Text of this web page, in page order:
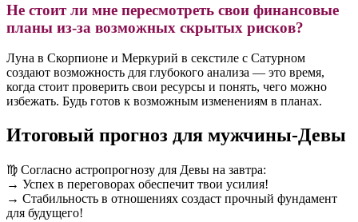
Не стоит ли мне пересмотреть свои финансовые
планы из-за возможных скрытых рисков?
Луна в Скорпионе и Меркурий в секстиле с Сатурном
создают возможность для глубокого анализа — это время,
когда стоит проверить свои ресурсы и понять, чего можно
избежать. Будь готов к возможным изменениям в планах.
Итоговый прогноз для мужчины-Девы
♍️ Согласно астропрогнозу для Девы на завтра:
→ Успех в переговорах обеспечит твои усилия!
→ Стабильность в отношениях создаст прочный фундамент
для будущего!